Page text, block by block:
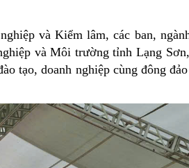
và Kiểm lâm, các ban,
và Môi trường tỉnh Lạng
tạo, doanh nghiệp cùng đông